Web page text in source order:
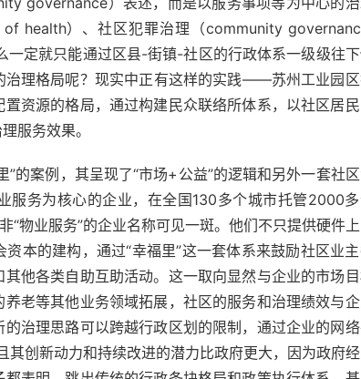
health）、社区犯罪治理（community
定就只能通过区县-街镇-社区的行政体系一级级往
治理格局呢？现实中正有这样的实践——苏州工业园
资源的格局，通过构建民众联络所体系，以社区居
服务效果。
的案例，其呈现了“市场+公益”的逻辑和另外一套社
服务为核心的企业，在全国130多个城市托管2000
“物业服务”的企业名称可见一斑。他们不只提供硬件
本的建构，通过“幸福里”这一套体系来鼓励社区业
他各类自助互助活动。这一取向显然与企业的市场
老等其他业务领域拓展，社区的服务和治理绩效与
治理思路可以跨越行政区划的限制，通过企业的网
创新动力和持续改进的潜力比政府更大，因为政府